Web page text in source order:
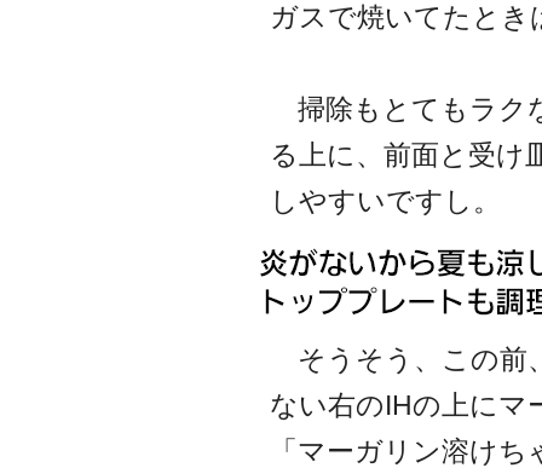
ガスで焼いてたと
掃除もとてもラク
る上に、前面と受け
しやすいですし。
そうそう、この前
ない右のIHの上にマ
「マーガリン溶け